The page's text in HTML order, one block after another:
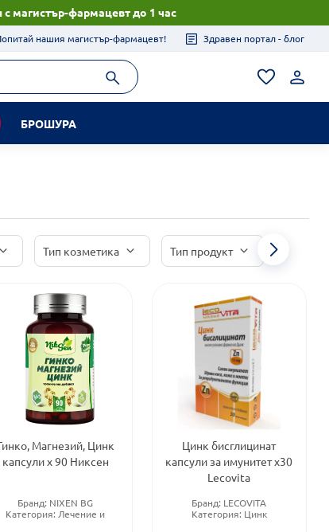
с магистър-фармацевт до 1 час
нашия магистър-фармацевт! Здравен портал - блог
БРОШУРА
Тип козметика Тип продукт
Магнезий, Цинк
капсули х 90 Никсен
Бранд: NIXEN BG
Категория: Лечение и
Цинк бисглицинат
капсули за имунитет х30
Lecovita
Бранд: LECOVITA
Категория: Цинк